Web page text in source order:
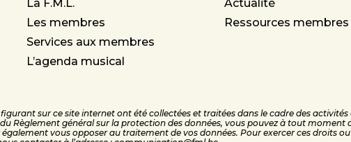
La F.M.L.
Les membres
Services aux membres
L’agenda musical
Actualité
Ressources membres
sur ce site internet ont été collectées et traitées dans le cadre des
Règlement général sur la protection des données, vous pouvez à tout
vous opposer au traitement de vos données. Pour exercer ces droits